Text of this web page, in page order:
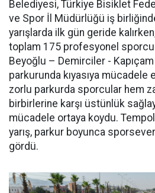
Belediyesi, Türkiye Bisiklet
ve Spor İl Müdürlüğü iş
yarışlarda ilk gün geride
toplam 175 profesyonel
Beyoğlu – Demirciler - Kapıçam
parkurunda kıyasıya
zorlu parkurda sporcular hem
birbirlerine karşı üstünlük
mücadele ortaya koydu.
yarış, parkur boyunca
gördü.